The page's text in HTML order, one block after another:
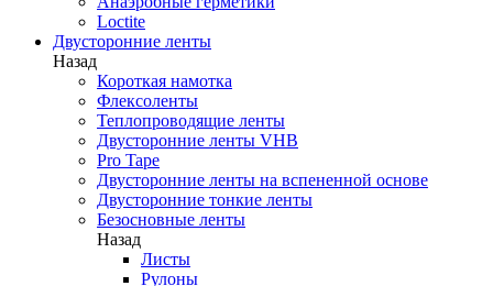
Loctite
Двусторонние ленты
Назад
Короткая намотка
Флексоленты
Теплопроводящие ленты
Двусторонние ленты VHB
Pro Tape
Двусторонние ленты на вспененной основе
Двусторонние тонкие ленты
Безосновные ленты
Назад
Листы
Рулоны